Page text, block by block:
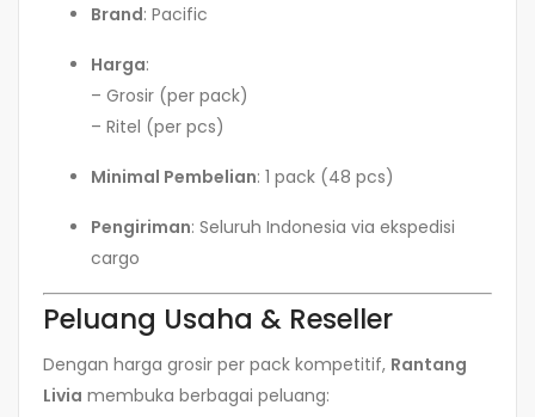
Brand: Pacific
Harga:
– Grosir (per pack)
– Ritel (per pcs)
Minimal Pembelian: 1 pack (48 pcs)
Pengiriman: Seluruh Indonesia via ekspedisi
cargo
Peluang Usaha & Reseller
Dengan harga grosir per pack kompetitif, Rantang
Livia membuka berbagai peluang: